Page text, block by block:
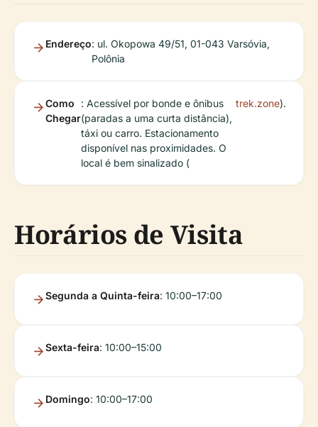
Endereço: ul. Okopowa 49/51, 01-043 Varsóvia,
Polônia
Como
Chegar
: Acessível por bonde e ônibus
(paradas a uma curta distância),
táxi ou carro. Estacionamento
disponível nas proximidades. O
local é bem sinalizado (
trek.zone).
Horários de Visita
Segunda a Quinta-feira: 10:00–17:00
Sexta-feira: 10:00–15:00
Domingo: 10:00–17:00